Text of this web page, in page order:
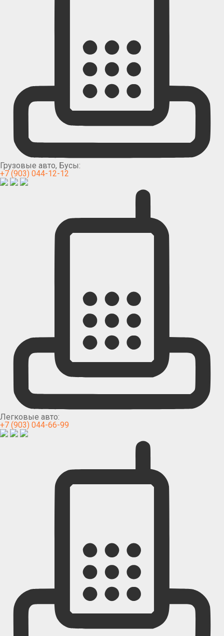
Грузовые авто, Бусы:
+7 (903) 044-12-12
Легковые авто:
+7 (903) 044-66-99